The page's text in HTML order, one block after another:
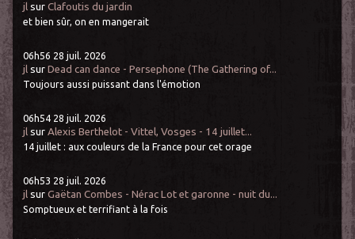
jl surClafoutis du jardin
et bien sûr, on en mangerait
06h56 28 juil. 2026
jl surDead can dance - Persephone (The Gathering of...
Toujours aussi puissant dans l'émotion
06h54 28 juil. 2026
jl surAlexis Berthelot - Vittel, Vosges - 14 juillet...
14 juillet : aux couleurs de la France pour cet orage
06h53 28 juil. 2026
jl surGaëtan Combes - Nérac Lot et garonne - nuit du...
Somptueux et terrifiant à la fois